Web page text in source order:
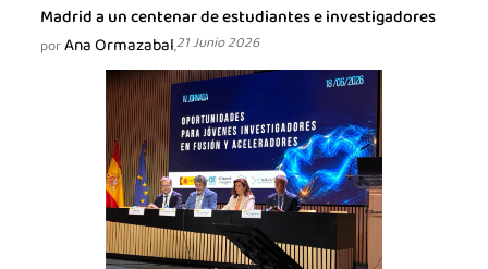
Madrid a un centenar de estudiantes e investigadores
porAna Ormazabal,21 Junio 2026